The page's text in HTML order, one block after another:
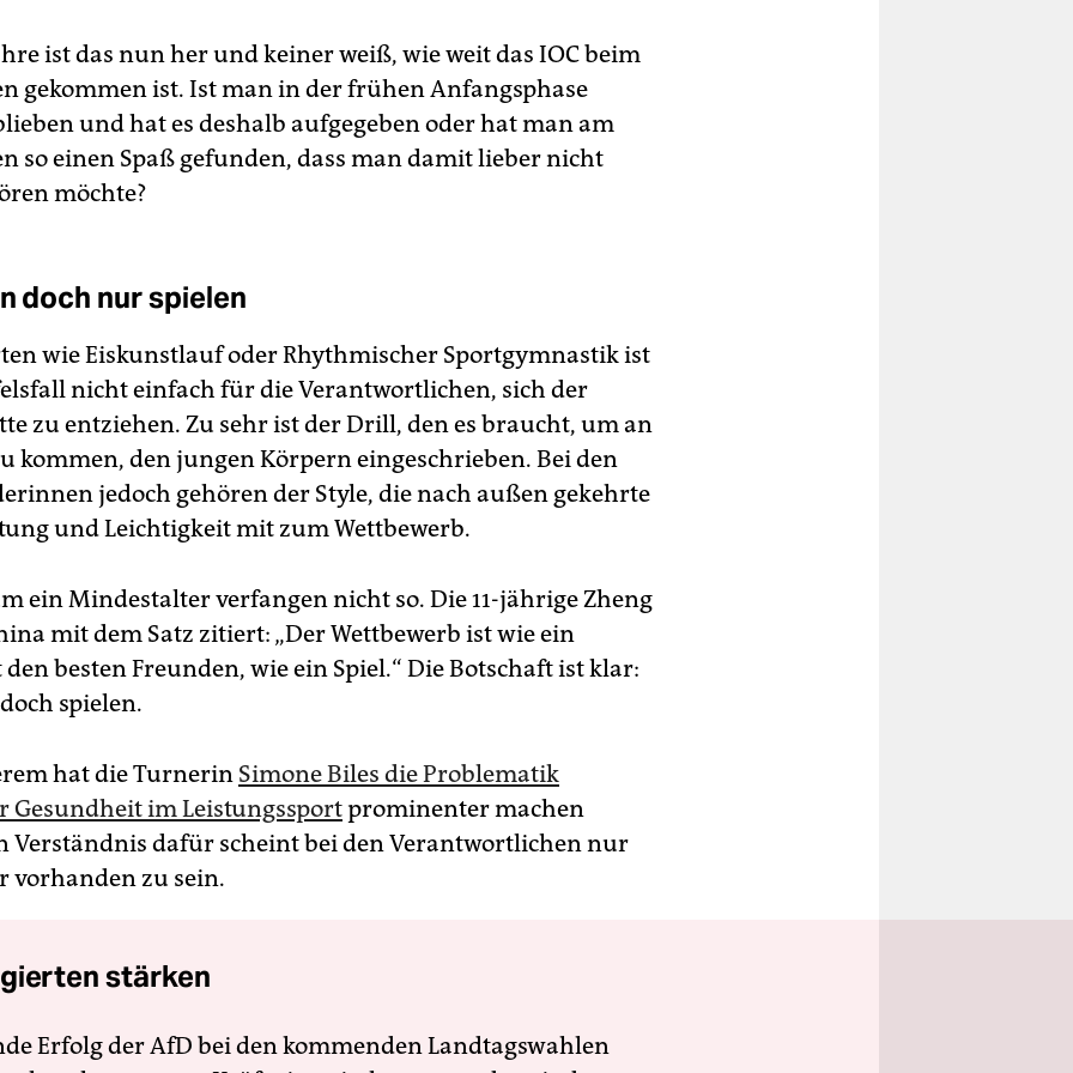
ist das nun her und keiner weiß, wie weit das IOC beim
gekommen ist. Ist man in der frühen Anfangsphase
und hat es deshalb aufgegeben oder hat man am
so einen Spaß gefunden, dass man damit lieber nicht
möchte?
doch nur spielen
wie Eiskunstlauf oder Rhythmischer Sportgymnastik ist
nicht einfach für die Verantwortlichen, sich der
zu entziehen. Zu sehr ist der Drill, den es braucht, um an
kommen, den jungen Körpern eingeschrieben. Bei den
jedoch gehören der Style, die nach außen gekehrte
und Leichtigkeit mit zum Wettbewerb.
ein Mindestalter verfangen nicht so. Die 11-jährige Zheng
mit dem Satz zitiert: „Der Wettbewerb ist wie ein
besten Freunden, wie ein Spiel.“ Die Botschaft ist klar:
spielen.
hat die Turnerin Simone Biles die Problematik
Gesundheit im Leistungssport prominenter machen
Verständnis dafür scheint bei den Verantwortlichen nur
vorhanden zu sein.
stärken
Erfolg der AfD bei den kommenden Landtagswahlen